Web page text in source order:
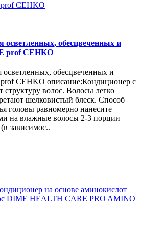
осветленных, обесцвеченных и
prof CEHKO
обесцвеченных и
CEHKO описание:Кондиционер с
структуру волос. Волосы легко
шелковистый блеск. Способ
головы равномерно нанесите
на влажные волосы 2-3 порции
зависимос..